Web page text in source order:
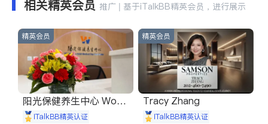
相关精英会员 推广 | 基于iTalkBB精英会员，进行展示
精英会员
阳光保健养生中心 World
shine
iTalkBB精英认证
精英会员
Tracy Zhang
iTalkBB精英认证